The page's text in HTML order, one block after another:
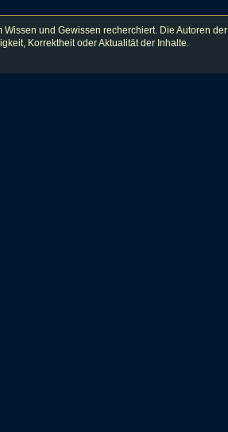
und Gewissen recherchiert. Die Autoren der
Korrektheit oder Aktualität der Inhalte.